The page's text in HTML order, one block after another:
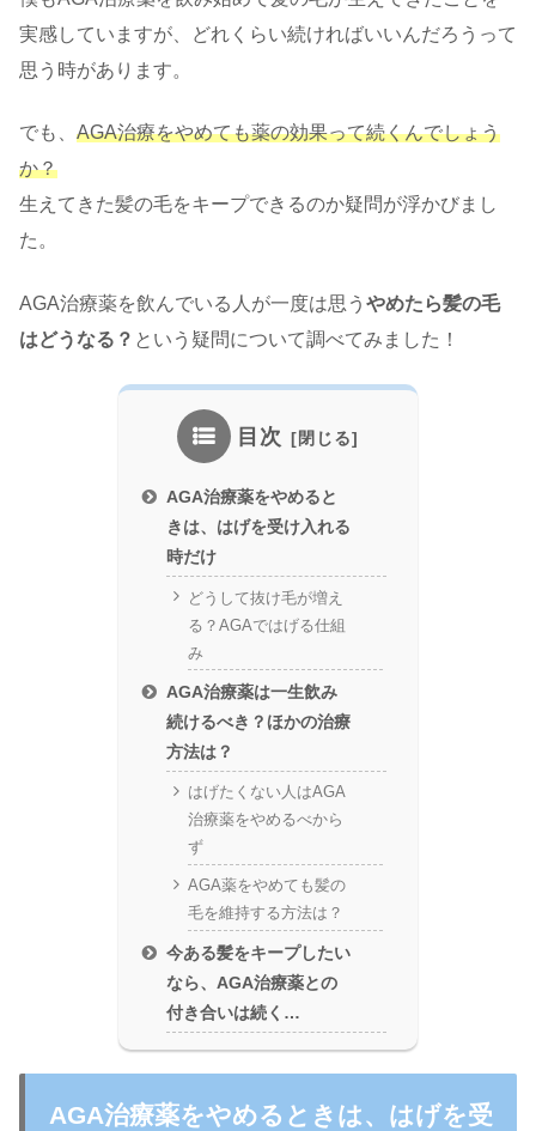
実感していますが、どれくらい続ければいいんだろうって
思う時があります。
でも、 AGA治療をやめても薬の効果って続くんでしょう
か？
生えてきた髪の毛をキープできるのか疑問が浮かびまし
た。
AGA治療薬を飲んでいる人が一度は思う やめたら髪の毛
はどうなる？ という疑問について調べてみました！
目次
AGA治療薬をやめると
きは、はげを受け入れる
時だけ
どうして抜け毛が増え
る？AGAではげる仕組
み
AGA治療薬は一生飲み
続けるべき？ほかの治療
方法は？
はげたくない人はAGA
治療薬をやめるべから
ず
AGA薬をやめても髪の
毛を維持する方法は？
今ある髪をキープしたい
なら、AGA治療薬との
付き合いは続く…
AGA治療薬をやめるときは、はげを受